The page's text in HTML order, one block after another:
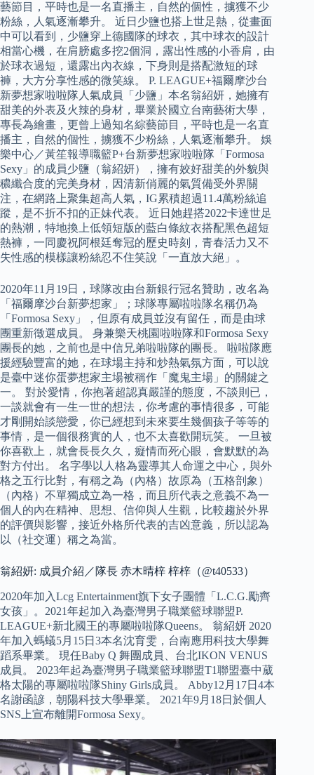
藝節目，平時也是一名直播主，自然的個性，擄獲不少
粉絲，人氣逐漸攀升。 近日少鹽也搭上世足熱，從畫面
中可以看到，少鹽穿上德國隊的球衣，其中球衣的設計
相當心機，在肩膀處多挖2個洞，露出性感的小香肩，由
於球衣過短，還露出內衣線，下身則是搭配激短的球
褲，大方分享性感的微笑線。 P. LEAGUE+福爾摩沙台
新夢想家啦啦隊人氣成員「少鹽」本名翁紹妍，她擁有
甜美的外表及火辣的身材，畢業於國立台南藝術大學，
專長為繪畫，更曾上過知名綜藝節目，平時也是一名直
播主，自然的個性，擄獲不少粉絲，人氣逐漸攀升。 娛
樂中心／黃笙報導職籃P+台新夢想家啦啦隊「Formosa
Sexy」的成員少鹽（翁紹妍），擁有姣好甜美的外貌與
穠纖合度的完美身材，因清新俏麗的氣質備受外界關
注，在網路上聚集超高人氣，IG累積超過11.4萬粉絲追
蹤，是不折不扣的正妹代表。 近日她趕搭2022卡達世足
的熱潮，特地換上低領短版的藍白條紋衣搭配黑色超短
熱褲，一同慶祝阿根廷奪冠的歷史時刻，青春活力又不
失性感的模樣讓粉絲忍不住笑說「一直放大絕」。
2020年11月19日，球隊改由台新銀行冠名贊助，改名為
「福爾摩沙台新夢想家」；球隊專屬啦啦隊名稱仍為
「Formosa Sexy」，但原有成員並沒有留任，而是由球
團重新徵選成員。 身兼樂天桃園啦啦隊和Formosa Sexy
團長的她，之前也是中信兄弟啦啦隊的團長。 啦啦隊應
援經驗豐富的她，在球場主持和炒熱氣氛方面，可以說
是臺中迷你蛋夢想家主場被稱作「魔鬼主場」的關鍵之
一。 對於愛情，你抱著超認真嚴謹的態度，不談則已，
一談就會有一生一世的想法，你考慮的事情很多，可能
才剛開始談戀愛，你已經想到未來要生幾個孩子等等的
事情，是一個很務實的人，也不太喜歡開玩笑。 一旦被
你喜歡上，就會長長久久，癡情而死心眼，會默默的為
對方付出。 名字學以人格為靈導其人命運之中心，與外
格之五行比對，有稱之為（內格）故原為（五格剖象）
（內格）不單獨成立為一格，而且所代表之意義不為一
個人的內在精神、思想、信仰與人生觀，比較趨於外界
的評價與影響，接近外格所代表的吉凶意義，所以認為
以（社交運）稱之為當。
翁紹妍: 成員介紹／隊長 赤木晴梓 梓梓（@t40533）
2020年加入Lcg Entertainment旗下女子團體「L.C.G.勵齊
女孩」。2021年起加入為臺灣男子職業籃球聯盟P.
LEAGUE+新北國王的專屬啦啦隊Queens。 翁紹妍 2020
年加入螞蟻5月15日3本名沈育雯，台南應用科技大學舞
蹈系畢業。 現任Baby Q 舞團成員、台北IKON VENUS
成員。 2023年起為臺灣男子職業籃球聯盟T1聯盟臺中葳
格太陽的專屬啦啦隊Shiny Girls成員。 Abby12月17日4本
名謝函諺，朝陽科技大學畢業。 2021年9月18日於個人
SNS上宣布離開Formosa Sexy。